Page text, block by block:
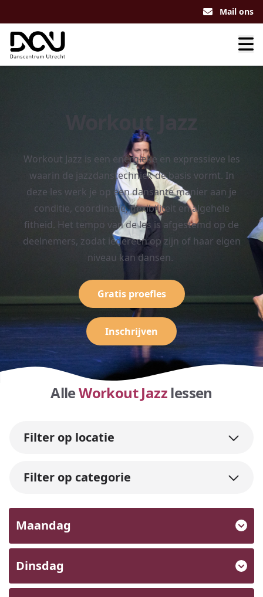
Mail ons
Workout Jazz
Workout Jazz is een energieke en expressieve les
waarin de jazzdanstechniek de basis vormt. In
deze les werk je op een dansante manier aan je
conditie, coördinatie, flexibiliteit en algehele
fitheid. Het tempo van de les is afgestemd op de
deelnemers, zodat iedereen op zijn of haar eigen
niveau kan dansen.
Gratis proefles
Inschrijven
AlleWorkout Jazz lessen
Filter op locatie
Filter op categorie
Maandag
Dinsdag